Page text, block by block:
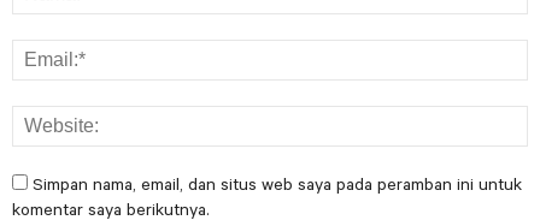
Simpan nama, email, dan situs web saya pada peramban ini untuk
komentar saya berikutnya.